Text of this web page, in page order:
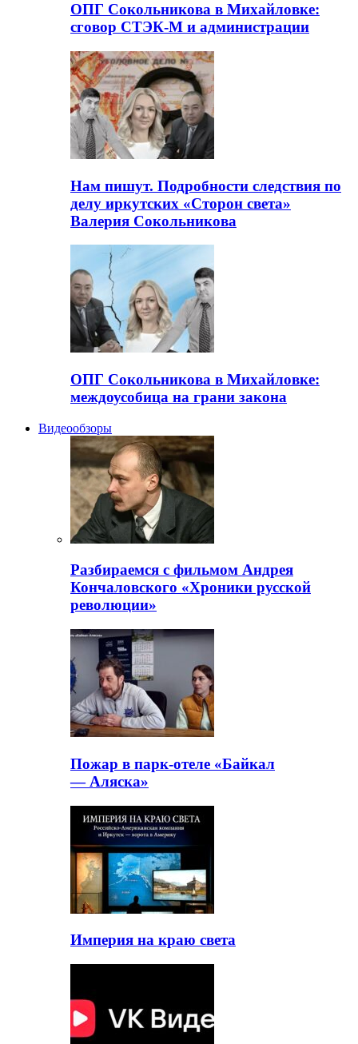
ОПГ Сокольникова в Михайловке:
сговор СТЭК-М и администрации
Нам пишут. Подробности следствия по
делу иркутских «Сторон света»
Валерия Сокольникова
ОПГ Сокольникова в Михайловке:
междоусобица на грани закона
Видеообзоры
Разбираемся с фильмом Андрея
Кончаловского «Хроники русской
революции»
Пожар в парк-отеле «Байкал
— Аляска»
Империя на краю света